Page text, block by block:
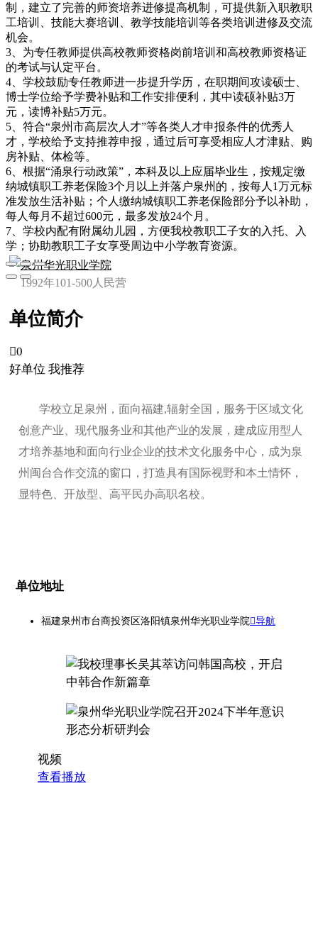
制，建立了完善的师资培养进修提高机制，可提供新入职教职
工培训、技能大赛培训、教学技能培训等各类培训进修及交流
机会。
3、为专任教师提供高校教师资格岗前培训和高校教师资格证
的考试与认定平台。
4、学校鼓励专任教师进一步提升学历，在职期间攻读硕士、
博士学位给予学费补贴和工作安排便利，其中读硕补贴3万
元，读博补贴5万元。
5、符合“泉州市高层次人才”等各类人才申报条件的优秀人
才，学校给予支持推荐申报，通过后可享受相应人才津贴、购
房补贴、体检等。
6、根据“涌泉行动政策”，本科及以上应届毕业生，按规定缴
纳城镇职工养老保险3个月以上并落户泉州的，按每人1万元标
准发放生活补贴；个人缴纳城镇职工养老保险部分予以补助，
每人每月不超过600元，最多发放24个月。
7、学校内配有附属幼儿园，方便我校教职工子女的入托、入
学；协助教职工子女享受周边中小学教育资源。
泉州华光职业学院
1992年101-500人 民营
单位简介
0
好单位 我推荐
学校立足泉州，面向福建,辐射全国，服务于区域文化
创意产业、现代服务业和其他产业的发展，建成应用型人
才培养基地和面向行业企业的技术文化服务中心，成为泉
州闽台合作交流的窗口，打造具有国际视野和本土情怀，
显特色、开放型、高平民办高职名校。
单位地址
福建泉州市台商投资区洛阳镇泉州华光职业学院导航
视频
查看播放